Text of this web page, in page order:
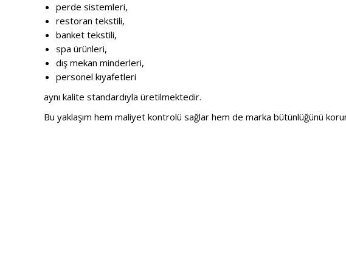
perde sistemleri,
restoran tekstili,
banket tekstili,
spa ürünleri,
dış mekan minderleri,
personel kıyafetleri
aynı kalite standardıyla üretilmektedir.
Bu yaklaşım hem maliyet kontrolü sağlar hem de marka bütünlüğünü